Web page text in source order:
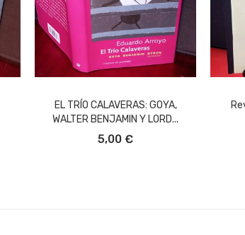
EL TRÍO CALAVERAS: GOYA,
WALTER BENJAMIN Y LORD...
5,00 €